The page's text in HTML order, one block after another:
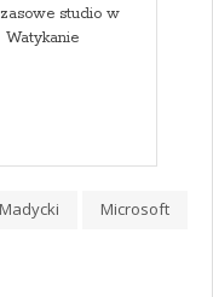
studio w
Watykanie
Madycki
Microsoft